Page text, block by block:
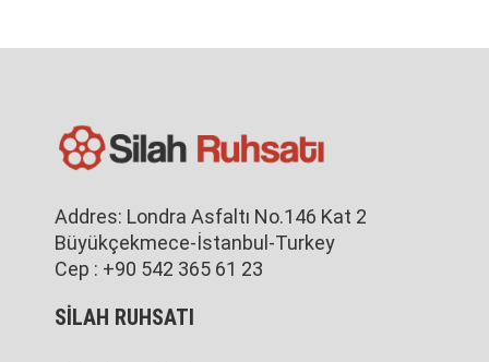
Addres: Londra Asfaltı No.146 Kat 2
Büyükçekmece-İstanbul-Turkey
Cep : +90 542 365 61 23
SİLAH RUHSATI